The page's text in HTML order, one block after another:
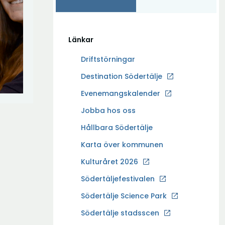
Länkar
Driftstörningar
Destination Södertälje
Ö
p
n
a
y
t
f
ö
Evenemangskalender
Jobba hos oss
Ö
p
n
a
y
t
Hållbara Södertälje
Karta över kommunen
Kulturåret 2026
Södertäljefestivalen
Södertälje Science Park
Ö
p
Södertälje stadsscen